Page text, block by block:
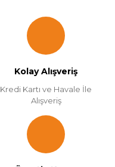
Kolay Alışveriş
Kredi Kartı ve Havale İle
Alışveriş